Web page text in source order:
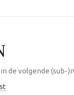
de volgende (sub-